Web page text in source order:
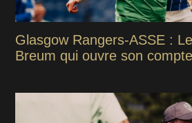
Glasgow Rangers-ASSE :
Breum qui ouvre son